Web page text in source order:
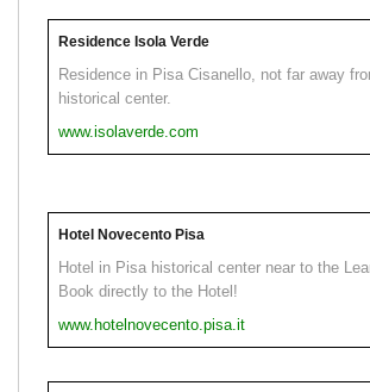
Residence Isola Verde
Residence in Pisa Cisanello, not far away
historical center.
www.isolaverde.com
Hotel Novecento Pisa
Hotel in Pisa historical center near to the
Book directly to the Hotel!
www.hotelnovecento.pisa.it